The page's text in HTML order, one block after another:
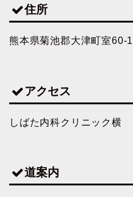
住所
熊本県菊池郡大津町室60-1
アクセス
しばた内科クリニック横
道案内